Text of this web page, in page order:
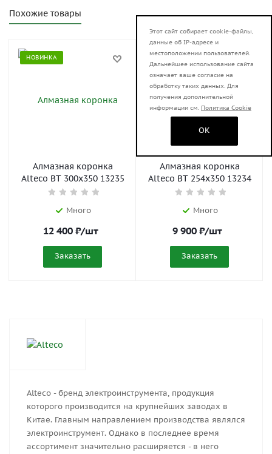
Похожие товары
НОВИНКА
Алмазная коронка
Alteco BT 300x350 13235
Много
12 400₽/шт
Заказать
НОВИНКА
Алмазная коронка
Alteco BT 254x350 13234
Много
9 900 ₽/шт
Заказать
Alteco - бренд электроинструмента, продукция
которого производится на крупнейших заводах в
Китае. Главным направлением производства являлся
электроинструмент. Однако в последнее время
ассортимент значительно расширяется - в него
Этот сайт собирает cookie-файлы,
данные об IP-адресе и
местоположении пользователей.
Дальнейшее использование сайта
означает ваше согласие на
обработку таких данных. Для
получения дополнительной
информации см. Политика Cookie
OK